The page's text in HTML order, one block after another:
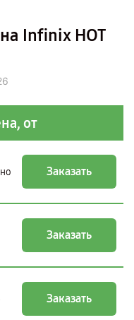
Infinix HOT
от
Заказать
Заказать
Заказать